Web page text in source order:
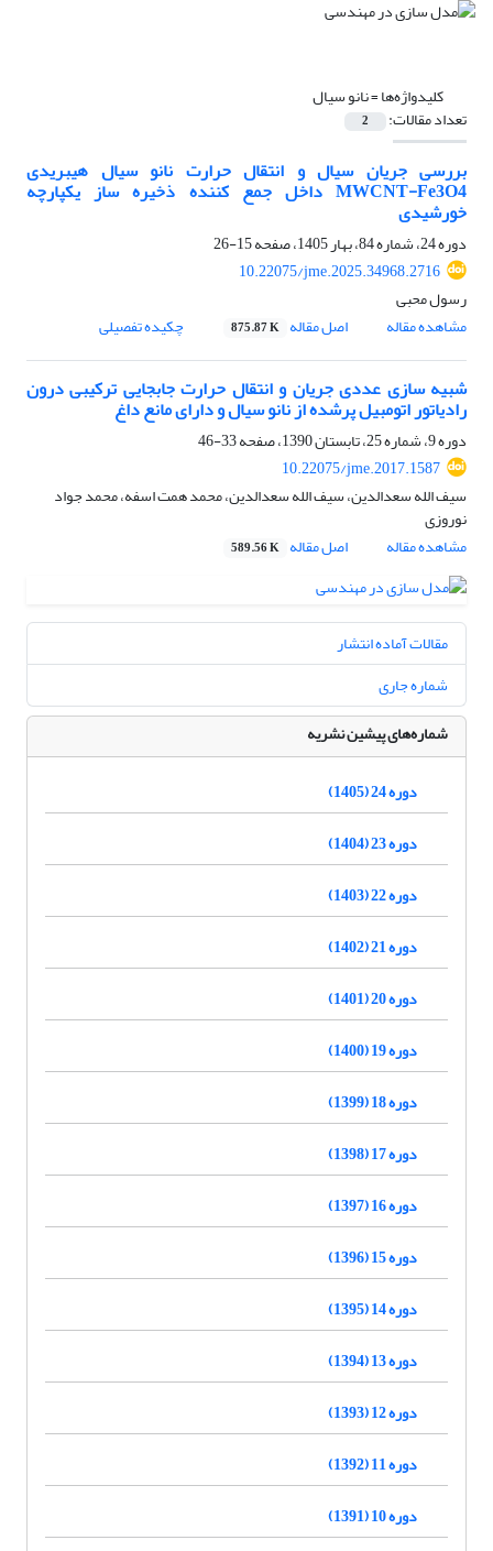
کلیدواژه‌ها =نانو سیال
تعداد مقالات: 2
بررسی جریان سیال و انتقال حرارت نانو سیال هیبریدی
MWCNT-Fe3O4 داخل جمع کننده ذخیره ساز یکپارچه
خورشیدی
دوره 24، شماره 84، بهار 1405، صفحه
15-26
10.22075/jme.2025.34968.2716
رسول محبی
مشاهده مقاله
اصل مقاله 875.87 K چکیده تفصیلی
شبیه سازی عددی جریان و انتقال حرارت جابجایی ترکیبی درون
رادیاتور اتومبیل پرشده از نانو سیال و دارای مانع داغ
دوره 9، شماره 25، تابستان 1390، صفحه
33-46
10.22075/jme.2017.1587
سیف الله سعدالدین، سیف الله سعدالدین، محمد همت اسفه، محمد جواد
نوروزی
مشاهده مقاله
اصل مقاله 589.56 K
مقالات آماده انتشار
شماره جاری
شماره‌های پیشین نشریه
دوره 24 (1405)
دوره 23 (1404)
دوره 22 (1403)
دوره 21 (1402)
دوره 20 (1401)
دوره 19 (1400)
دوره 18 (1399)
دوره 17 (1398)
دوره 16 (1397)
دوره 15 (1396)
دوره 14 (1395)
دوره 13 (1394)
دوره 12 (1393)
دوره 11 (1392)
دوره 10 (1391)